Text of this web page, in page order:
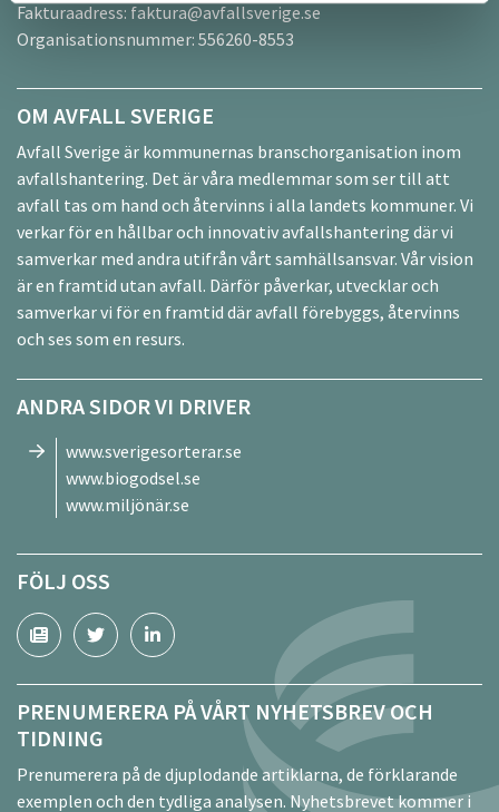
Fakturaadress: faktura@avfallsverige.se
Organisationsnummer: 556260-8553
OM AVFALL SVERIGE
Avfall Sverige är kommunernas branschorganisation inom
avfallshantering. Det är våra medlemmar som ser till att
avfall tas om hand och återvinns i alla landets kommuner. Vi
verkar för en hållbar och innovativ avfallshantering där vi
samverkar med andra utifrån vårt samhällsansvar. Vår vision
är en framtid utan avfall. Därför påverkar, utvecklar och
samverkar vi för en framtid där avfall förebyggs, återvinns
och ses som en resurs.
ANDRA SIDOR VI DRIVER
www.sverigesorterar.se
www.biogodsel.se
www.miljönär.se
FÖLJ OSS
PRENUMERERA PÅ VÅRT NYHETSBREV OCH
TIDNING
Prenumerera på de djuplodande artiklarna, de förklarande
exemplen och den tydliga analysen. Nyhetsbrevet kommer i